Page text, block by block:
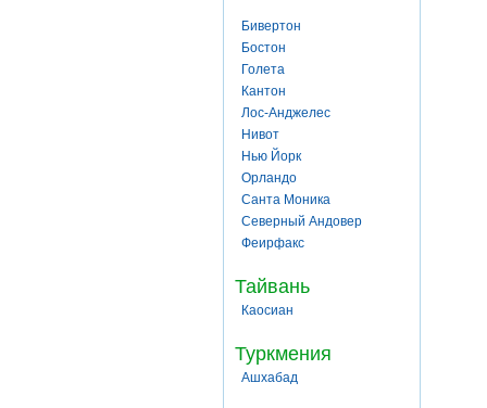
Бивертон
Бостон
Голета
Кантон
Лос-Анджелес
Нивот
Нью Йорк
Орландо
Санта Моника
Северный Андовер
Феирфакс
Тайвань
Каосиан
Туркмения
Ашхабад